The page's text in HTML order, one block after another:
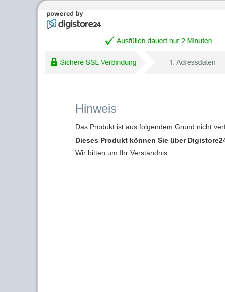
Hinweis
Das Produkt ist aus folgendem Grund nicht
Dieses Produkt können Sie über
Wir bitten um Ihr Verständnis.